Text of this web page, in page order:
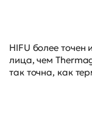
HIFU более
лица, чем
так точна, как